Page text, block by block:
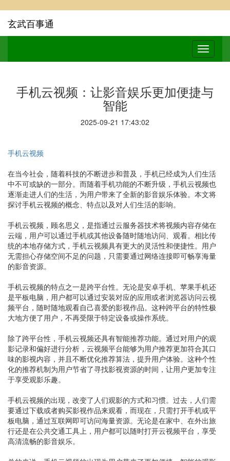
玄武百事通
手机云视频：让影音娱乐更加便捷与
智能
2025-09-21 17:43:02
手机云视频
在当今社会，随着科技的不断进步和普及，手机已经成为人们生活
中不可或缺的一部分。而随着手机功能的不断升级，手机云视频也
逐渐走进人们的生活，为用户带来了全新的影音娱乐体验。本文将
探讨手机云视频的概念、特点以及对人们生活的影响。
手机云视频，顾名思义，是指通过云服务器技术将视频内容存储在
云端，用户可以通过手机或其他设备随时随地访问、观看。相比传
统的本地存储方式，手机云视频具有更大的灵活性和便捷性。用户
无需担心存储空间不足的问题，只需要通过网络连接即可畅享海量
的影音资源。
手机云视频的特点之一是跨平台性。无论是安卓手机、苹果手机还
是平板电脑，用户都可以通过安装对应的应用或者浏览器访问云视
频平台，随时随地观看自己喜爱的影视作品。这种跨平台的特性极
大地方便了用户，不再受限于特定设备或操作系统。
除了跨平台性，手机云视频还具有智能推荐功能。通过对用户的观
影记录和偏好进行分析，云视频平台能够为用户推荐更加符合其口
味的影视内容，并且不断优化推荐算法，提升用户体验。这种个性
化的推荐机制为用户节省了寻找影视资源的时间，让用户更加专注
于享受观影乐趣。
手机云视频的出现，改变了人们观影的方式和习惯。过去，人们需
要通过下载或者购买影视作品来观看，而现在，只需打开手机或平
板电脑，通过互联网即可访问海量资源。无论是在家中、在外出旅
行还是在公共交通工具上，用户都可以随时打开云视频平台，享受
高清流畅的影音娱乐。